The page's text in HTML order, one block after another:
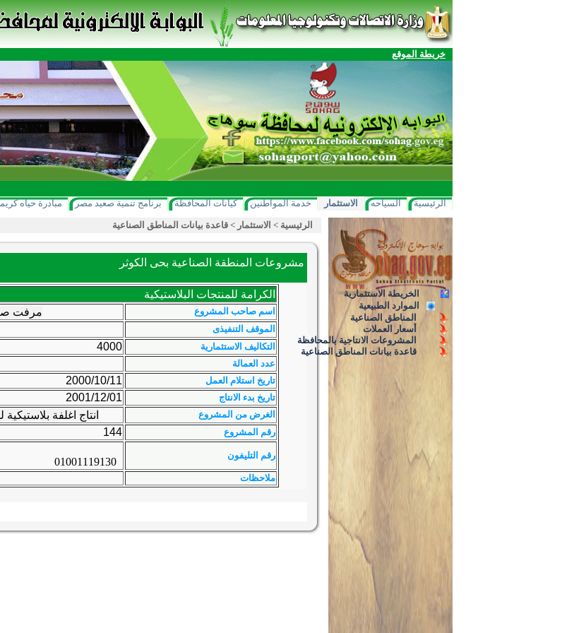
خريطة الموقع
الرئيسية السياحه الاستثمار خدمة المواطنين كيانات المحافظة برنامج تنمية صعيد مصر مبادرة حياه
الخريطة الاستثمارية
الموارد الطبيعية
المناطق الصناعية
أسعار العملات
المشروعات الانتاجية بالمحافظة
قاعدة بيانات المناطق الصناعية
الرئيسية > الاستثمار > قاعدة بيانات المناطق الصناعية
مشروعات المنطقة الصناعية بحى الكوثر
الكرامة للمنتجات البلاستيكية
اسم صاحب المشروع مرفت
الموقف التنفيذى
التكاليف الاستثمارية 4000
عدد العمالة
تاريخ استلام العمل 2000/10/11
تاريخ بدء الانتاج 2001/12/01
الغرض من المشروع انتاج اغلفة
رقم المشروع 144
رقم التليفون
01001119130
ملاحظات